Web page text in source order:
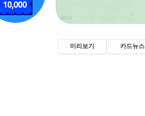
미리보기 카드뉴스